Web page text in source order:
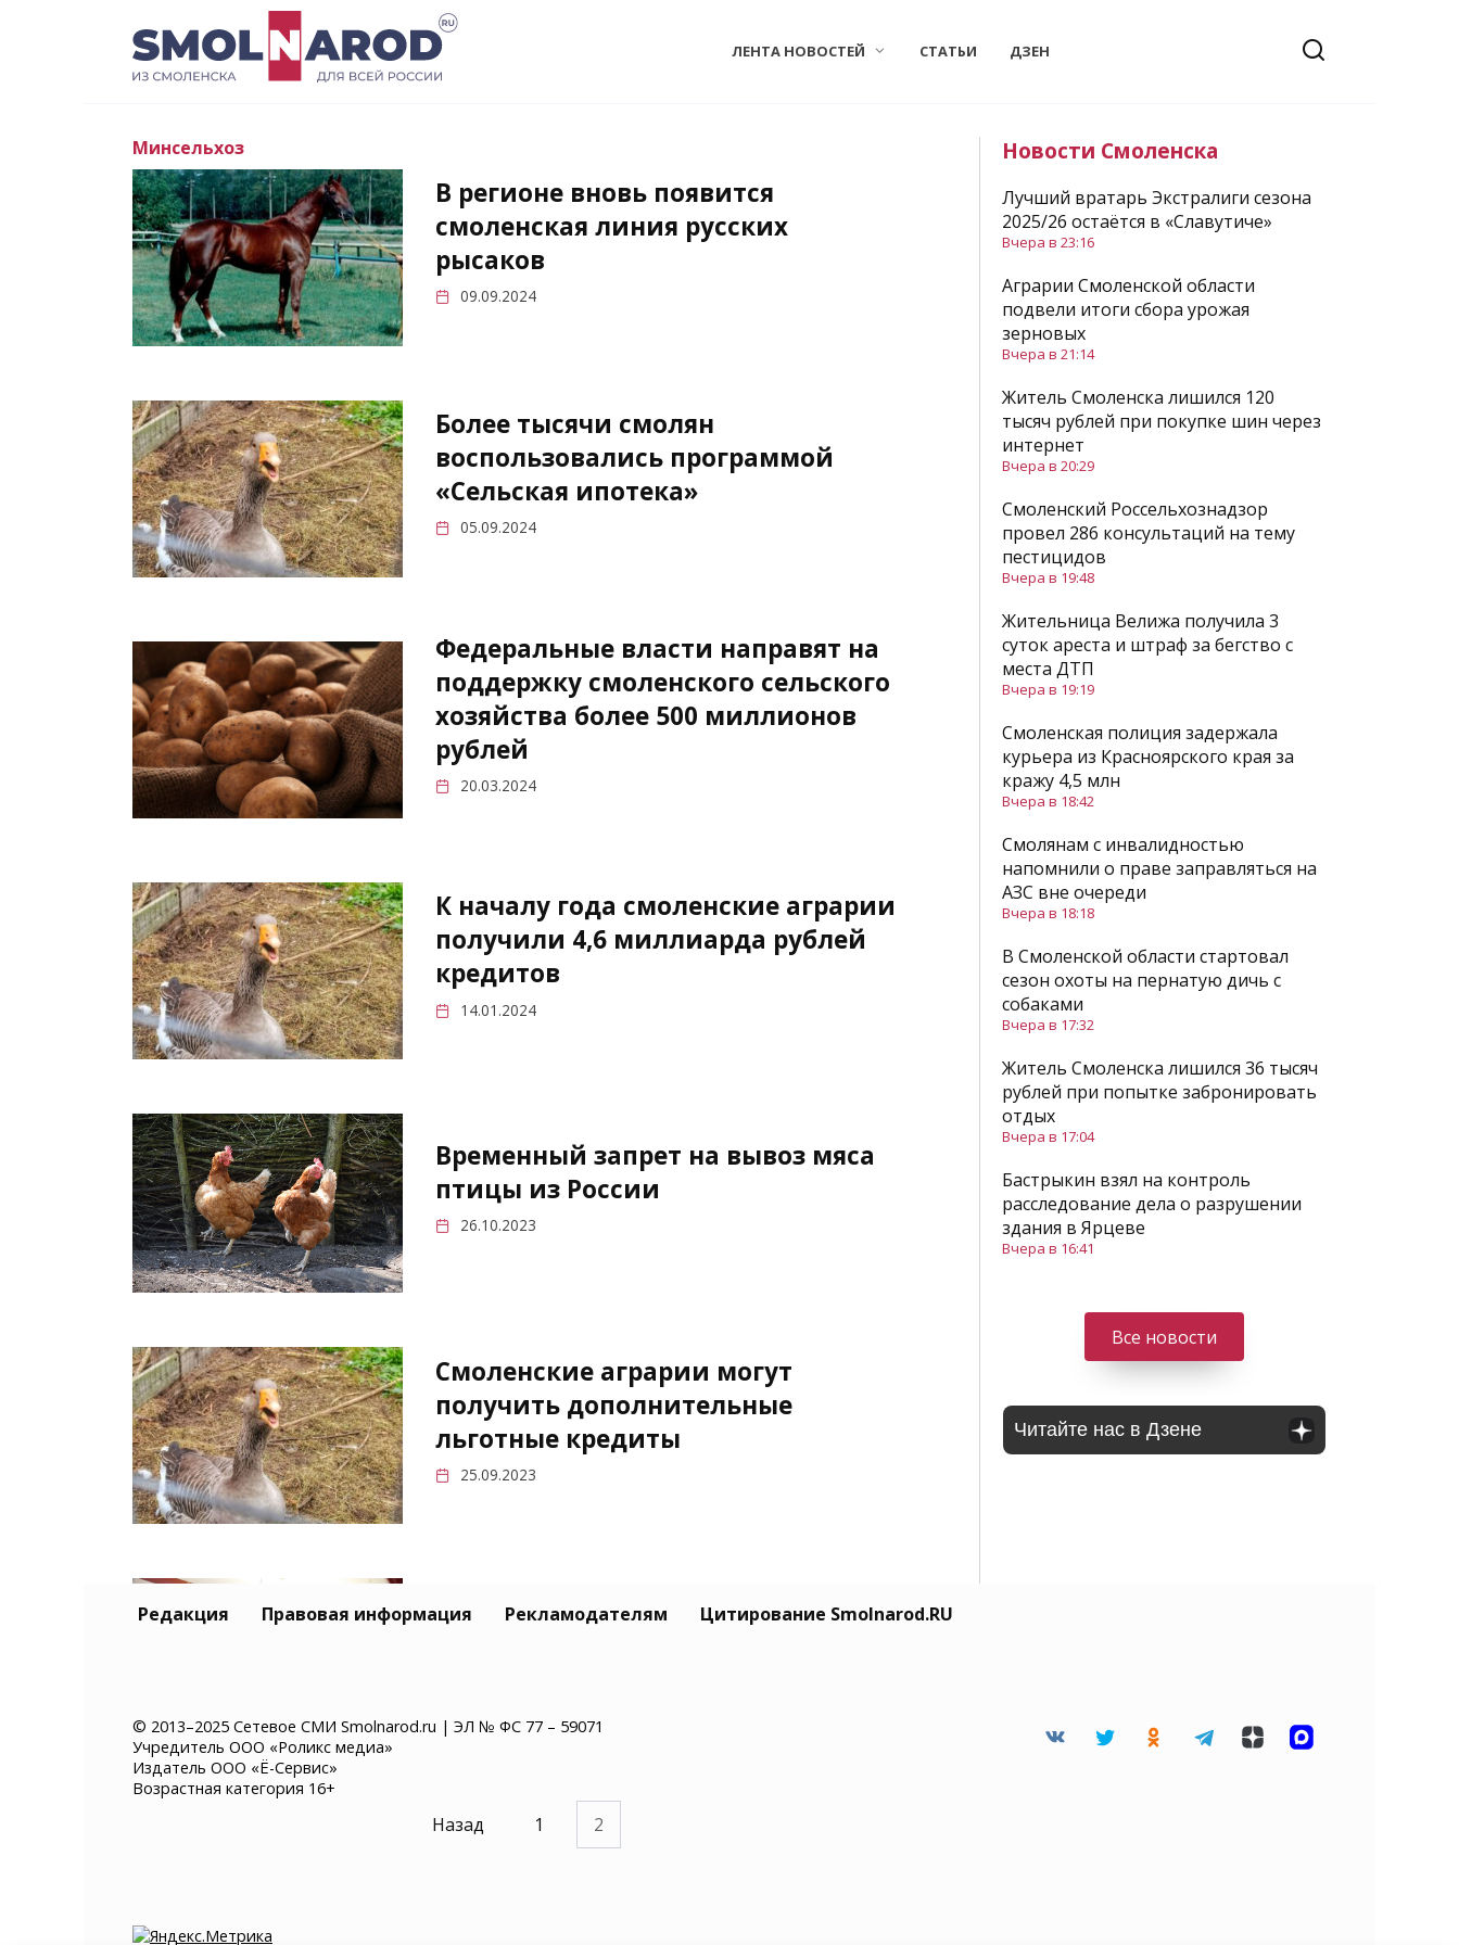
ЛЕНТА НОВОСТЕЙ СТАТЬИ ДЗЕН
Минсельхоз
В регионе вновь появится
смоленская линия русских
рысаков
09.09.2024
Более тысячи смолян
воспользовались программой
«Сельская ипотека»
05.09.2024
Федеральные власти направят на
поддержку смоленского сельского
хозяйства более 500 миллионов
рублей
20.03.2024
К началу года смоленские аграрии
получили 4,6 миллиарда рублей
кредитов
14.01.2024
Временный запрет на вывоз мяса
птицы из России
26.10.2023
Смоленские аграрии могут
получить дополнительные
льготные кредиты
25.09.2023
В России утверждена стратегия
Назад 1 2
Новости Смоленска
Лучший вратарь Экстралиги сезона
2025/26 остаётся в «Славутиче»
Вчера в 23:16
Аграрии Смоленской области
подвели итоги сбора урожая
зерновых
Вчера в 21:14
Житель Смоленска лишился 120
тысяч рублей при покупке шин через
интернет
Вчера в 20:29
Смоленский Россельхознадзор
провел 286 консультаций на тему
пестицидов
Вчера в 19:48
Жительница Велижа получила 3
суток ареста и штраф за бегство с
места ДТП
Вчера в 19:19
Смоленская полиция задержала
курьера из Красноярского края за
кражу 4,5 млн
Вчера в 18:42
Смолянам с инвалидностью
напомнили о праве заправляться на
АЗС вне очереди
Вчера в 18:18
В Смоленской области стартовал
сезон охоты на пернатую дичь с
собаками
Вчера в 17:32
Житель Смоленска лишился 36 тысяч
рублей при попытке забронировать
отдых
Вчера в 17:04
Бастрыкин взял на контроль
расследование дела о разрушении
здания в Ярцеве
Вчера в 16:41
Все новости
Читайте нас в Дзене
Редакция Правовая информация Рекламодателям Цитирование Smolnarod.RU
© 2013–2025 Сетевое СМИ Smolnarod.ru | ЭЛ № ФС 77 – 59071
Учредитель ООО «Роликс медиа»
Издатель ООО «Ё-Сервис»
Возрастная категория 16+